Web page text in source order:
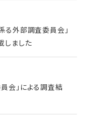
る外部調査委員会」
しました
会」による調査結